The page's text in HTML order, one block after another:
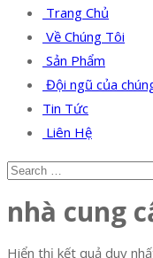
Trang Chủ
Về Chúng Tôi
Sản Phẩm
Đội ngũ của
Tin Tức
Liên Hệ
nhà cung
Hiển thị kết quả duy